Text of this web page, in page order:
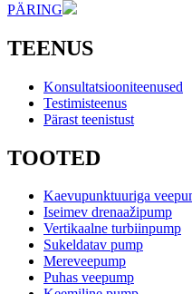
PÄRING
TEENUS
Konsultatsiooniteenused
Testimisteenus
Pärast teenistust
TOOTED
Kaevupunktuuriga
Iseimev drenaažipump
Vertikaalne turbiinpump
Sukeldatav pump
Mereveepump
Puhas veepump